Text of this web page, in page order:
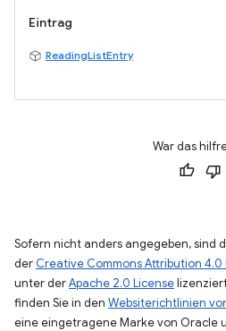
Eintrag
ReadingListEntry
War das
Sofern nicht anders angegeben, sind
der Creative Commons Attribution 4.0
unter derApache 2.0 License
finden Sie in den Websiterichtlinien
eine eingetragene Marke von Oracle